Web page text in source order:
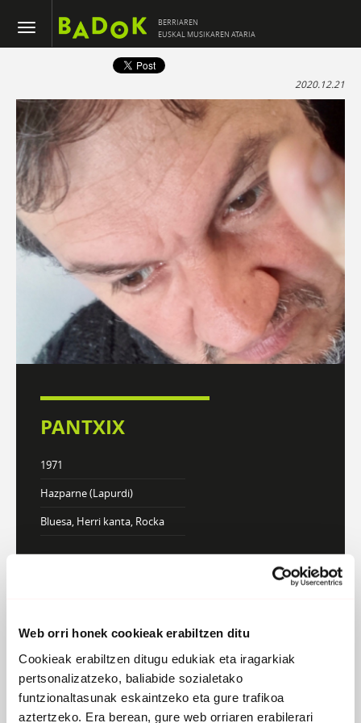
Web orri honek cookieak erabiltzen ditu
Cookieak erabiltzen ditugu edukiak eta iragarkiak
pertsonalizatzeko, baliabide sozialetako
funtzionaltasunak eskaintzeko eta gure trafikoa
aztertzeko. Era berean, gure web orriaren erabilerari
BERRIAREN
EUSKAL MUSIKAREN ATARIA
2020.12.21
PANTXIX
1971
Hazparne (Lapurdi)
Bluesa, Herri kanta, Rocka
Atzera
Ezin esan